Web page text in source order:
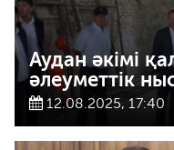
Аудан әкімі
әлеуметтік
12.08.2025, 17:40